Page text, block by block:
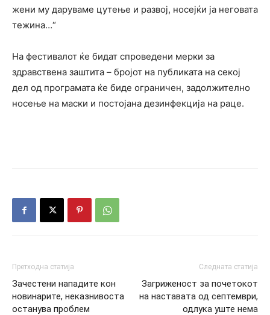
жени му даруваме цутење и развој, носејќи ја неговата
тежина…“
На фестивалот ќе бидат спроведени мерки за
здравствена заштита – бројот на публиката на секој
дел од програмата ќе биде ограничен, задолжително
носење на маски и постојана дезинфекција на раце.
Претходна статија
Зачестени нападите кон
новинарите, неказнивоста
останува проблем
Следната статија
Загриженост за почетокот
на наставата од септември,
одлука уште нема